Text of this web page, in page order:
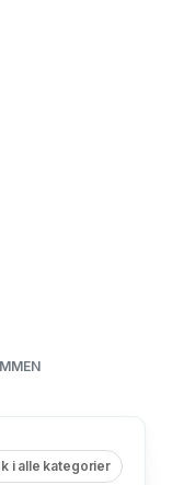
i alle kategorier